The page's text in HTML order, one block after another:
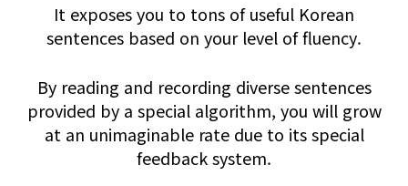
It exposes you to tons of useful Korean
sentences based on your level of fluency.
By reading and recording diverse sentences
provided by a special algorithm, you will grow
at an unimaginable rate due to its special
feedback system.